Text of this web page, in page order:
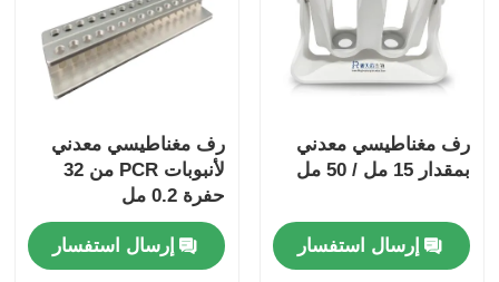
رف مغناطيسي معدني
بمقدار 15 مل / 50 مل
إرسال استفسار
رف مغناطيسي معدني
لأنبوبات PCR من 32
حفرة 0.2 مل
إرسال استفسار